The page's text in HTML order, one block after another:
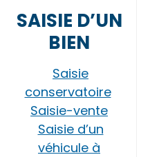
SAISIE D’UN
BIEN
Saisie
conservatoire
Saisie-vente
Saisie d’un
véhicule à